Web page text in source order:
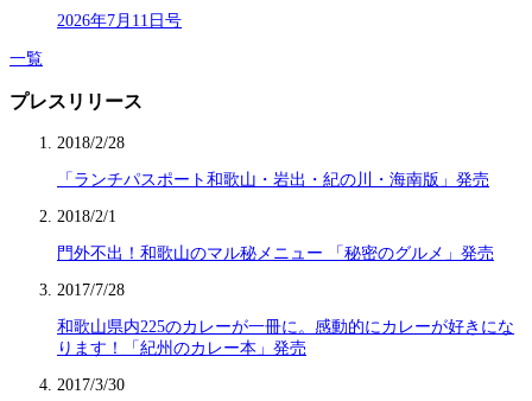
2026年7月11日号
一覧
プレスリリース
2018/2/28
「ランチパスポート和歌山・岩出・紀の川・海南版」発売
2018/2/1
門外不出！和歌山のマル秘メニュー 「秘密のグルメ」発売
2017/7/28
和歌山県内225のカレーが一冊に。感動的にカレーが好きにな
ります！「紀州のカレー本」発売
2017/3/30